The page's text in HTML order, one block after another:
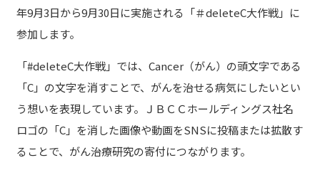
年9月3日から9月30日に実施される「＃deleteC大作戦」に
参加します。
「#deleteC大作戦」では、Cancer（がん）の頭文字である
「C」の文字を消すことで、がんを治せる病気にしたいとい
う想いを表現しています。ＪＢＣＣホールディングス社名
ロゴの「C」を消した画像や動画をSNSに投稿または拡散す
ることで、がん治療研究の寄付につながります。